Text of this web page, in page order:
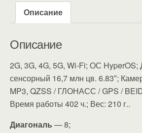
Описание
Описание
2G, 3G, 4G, 5G, Wi-Fi; ОС HyperOS;
сенсорный 16,7 млн цв. 6.83″;
MP3, QZSS / ГЛОНАСС / GPS /
Время работы 402 ч.; Вес: 210 г..
Диагональ — 8;